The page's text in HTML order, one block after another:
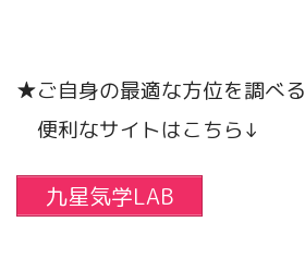
★ご自身の最適な方位を調べる
便利なサイトはこちら↓
九星気学LAB